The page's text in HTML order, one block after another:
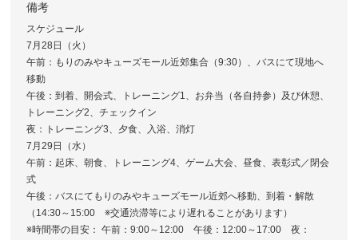
備考
スケジュール
7月28日（火）
午前：もりのみやキューズモール近郊集合（9:30）、バスにて現地へ
移動
午後：到着、開会式、トレーニング1、お弁当（各自持参）及び休憩、
トレーニング2、チェックイン
夜：トレーニング3、夕食、入浴、消灯
7月29日（水）
午前：起床、朝食、トレーニング4、ゲーム大会、昼食、表彰式／閉会
式
午後：バスにてもりのみやキューズモール近郊へ移動、到着・解散
（14:30～15:00 ※交通渋滞等により遅れることがあります）
※時間帯の目安： 午前：9:00～12:00 午後：12:00～17:00 夜：